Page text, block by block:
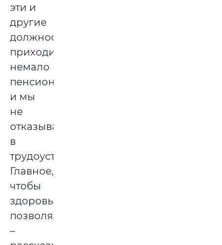
эти и
другие
должности
приходит
немало
пенсионеров,
и мы
не
отказываем
в
трудоустройстве.
Главное,
чтобы
здоровье
позволяло,
–